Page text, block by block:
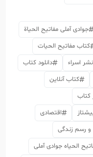
جوادی آملی مفاتیح الحیاة
کتاب مفاتیح الحیات
نشر اسراء
دانلود کتاب
کتاب آنلاین
کتاب
اقتصادی
و رسم زندگی
الحیاه جوادی آملی